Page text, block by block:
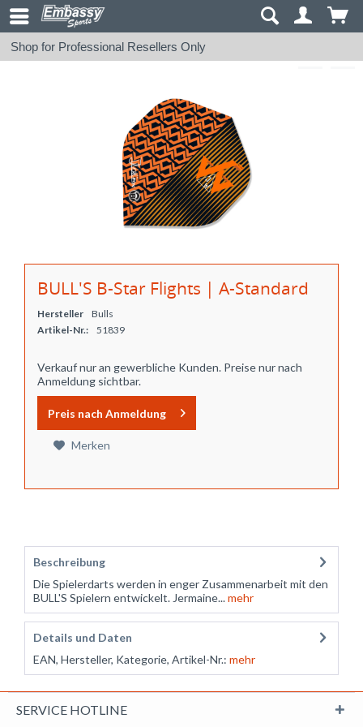
Shop for Professional Resellers Only
BULL'S B-Star Flights | A-Standard
Hersteller
Bulls
Artikel-Nr.:
51839
Verkauf nur an gewerbliche Kunden. Preise nur nach
Anmeldung sichtbar.
Preis nach Anmeldung
Merken
Beschreibung
Die Spielerdarts werden in enger Zusammenarbeit mit den
BULL'S Spielern entwickelt. Jermaine...mehr
Details und Daten
EAN, Hersteller, Kategorie, Artikel-Nr.: mehr
SERVICE HOTLINE